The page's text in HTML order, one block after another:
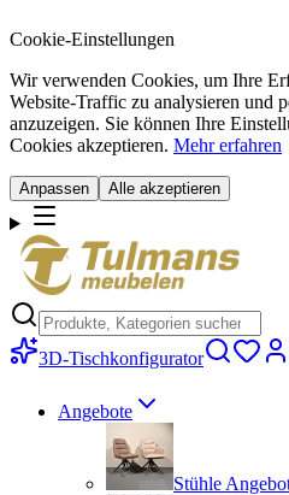
Cookie-Einstellungen
Wir verwenden Cookies, um Ihre
Website-Traffic zu analysieren und
anzuzeigen. Sie können Ihre
Cookies akzeptieren. Mehr erfahren
Anpassen Alle akzeptieren
3D-Tischkonfigurator
Angebote
Stühle